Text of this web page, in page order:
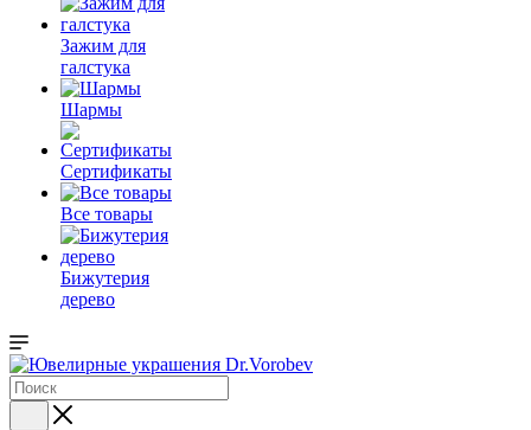
Зажим для
галстука
Шармы
Сертификаты
Все товары
Бижутерия
дерево